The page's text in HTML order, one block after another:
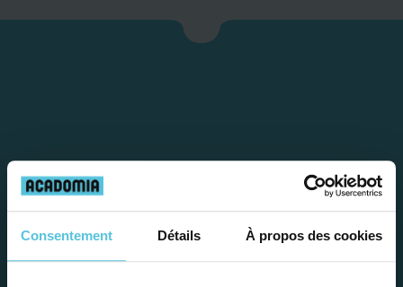
Consentement Détails À propos des cookies
Étape 1